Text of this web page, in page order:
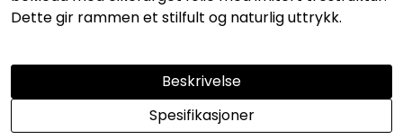
Dette gir rammen et stilfult og naturlig uttrykk.
Beskrivelse
Spesifikasjoner